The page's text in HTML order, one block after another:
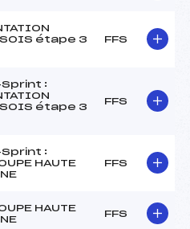
étape 3
FFS
:
étape 3
FFS
:
HAUTE
FFS
HAUTE
FFS